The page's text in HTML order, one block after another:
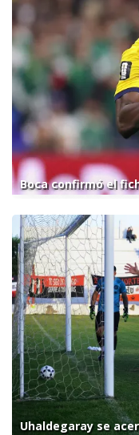
Boca confirmó el
Uhaldegaray se